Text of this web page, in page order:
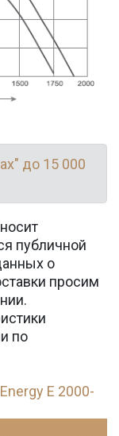
до 15 000
публичной
о
просим
по
E 2000-